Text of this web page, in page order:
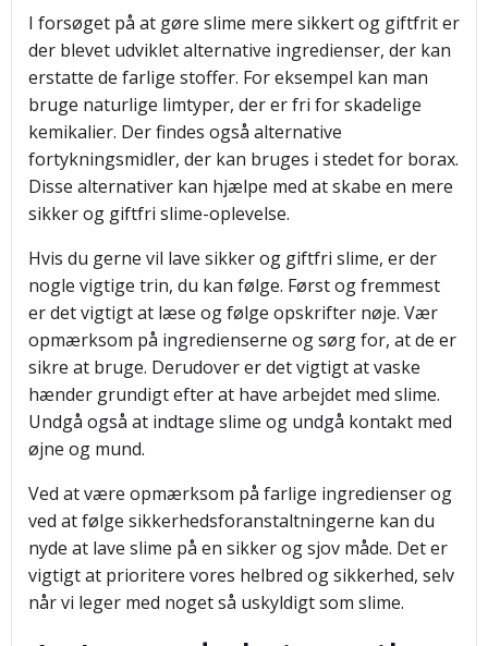
I forsøget på at gøre slime mere sikkert og giftfrit er
der blevet udviklet alternative ingredienser, der kan
erstatte de farlige stoffer. For eksempel kan man
bruge naturlige limtyper, der er fri for skadelige
kemikalier. Der findes også alternative
fortykningsmidler, der kan bruges i stedet for borax.
Disse alternativer kan hjælpe med at skabe en mere
sikker og giftfri slime-oplevelse.
Hvis du gerne vil lave sikker og giftfri slime, er der
nogle vigtige trin, du kan følge. Først og fremmest
er det vigtigt at læse og følge opskrifter nøje. Vær
opmærksom på ingredienserne og sørg for, at de er
sikre at bruge. Derudover er det vigtigt at vaske
hænder grundigt efter at have arbejdet med slime.
Undgå også at indtage slime og undgå kontakt med
øjne og mund.
Ved at være opmærksom på farlige ingredienser og
ved at følge sikkerhedsforanstaltningerne kan du
nyde at lave slime på en sikker og sjov måde. Det er
vigtigt at prioritere vores helbred og sikkerhed, selv
når vi leger med noget så uskyldigt som slime.